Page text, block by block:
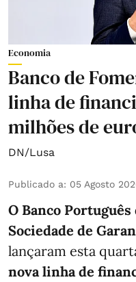
Economia
Banco de
linha de
milhões de
DN/Lusa
Publicado a: 05 Agosto
O Banco Português
Sociedade de
lançaram esta
nova linha de